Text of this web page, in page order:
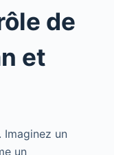
de
et
Imaginez un
un